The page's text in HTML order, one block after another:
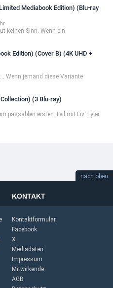
Mediabook Edition) (Blu-ray
keinen Sinn. Wenn ein
Edition) (Cover B) (4K UHD +
Wenn jemand diese Variante
(3 Blu-ray)
passablen ersten Teil mit Liv Tyler
nach oben
KONTAKT
Kontaktformular
Facebook
X
Mediadaten
Impressum
Mitwirkende
AGB